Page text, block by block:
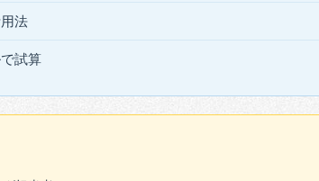
法
試算